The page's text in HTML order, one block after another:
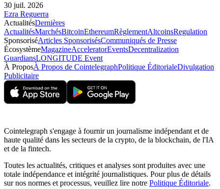
30 juil. 2026
Ezra Reguerra
ActualitésDernières
ActualitésMarchésBitcoinEthereumRèglementAltcoinsRegulation
SponsoriséArticles SponsorisésCommuniqués de Presse
ÉcosystèmeMagazineAcceleratorEventsDecentralization
GuardiansLONGITUDE Event
À ProposÀ Propos de CointelegraphPolitique ÉditorialeDivulgation
Publicitaire
Cointelegraph s'engage à fournir un journalisme indépendant et de
haute qualité dans les secteurs de la crypto, de la blockchain, de l'IA
et de la fintech.
Toutes les actualités, critiques et analyses sont produites avec une
totale indépendance et intégrité journalistiques. Pour plus de détails
sur nos normes et processus, veuillez lire notre Politique Éditoriale.